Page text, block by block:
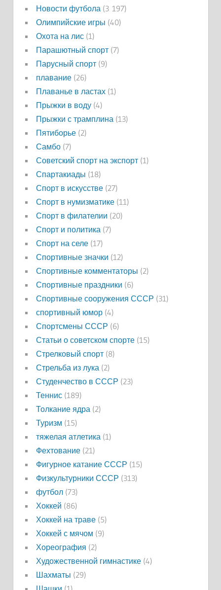
Новости футбола (3 197)
Олимпийские игры (40)
Охота на лис(1)
Парашютный спорт(7)
Парусный спорт(9)
плавание(26)
Плаванье в ластах(1)
Прыжки в воду(4)
Прыжки с трамплина (13)
Пятиборье(2)
Самбо(7)
Советский спорт на экспорт(1)
Спартакиады (18)
Спорт в искусстве(27)
Спорт в нумизматике(11)
Спорт в филателии (20)
Спорт и политика (7)
Спорт на селе(17)
Спортивные значки (12)
Спортивные комментаторы (2)
Спортивные праздники (6)
Спортивные сооружения СССР (31)
спортивный юмор(4)
Спортсмены СССР (6)
Статьи о советском спорте(15)
Стрелковый спорт(8)
Стрельба из лука (2)
Студенчество в СССР (23)
Теннис(189)
Толкание ядра (2)
Туризм (15)
тяжелая атлетика (1)
Фехтование(21)
Фигурное катание СССР (15)
Физкультурники СССР (313)
футбол(73)
Хоккей (86)
Хоккей на траве(5)
Хоккей с мячом (9)
Хореография (2)
Художественной гимнастике(4)
Шахматы (29)